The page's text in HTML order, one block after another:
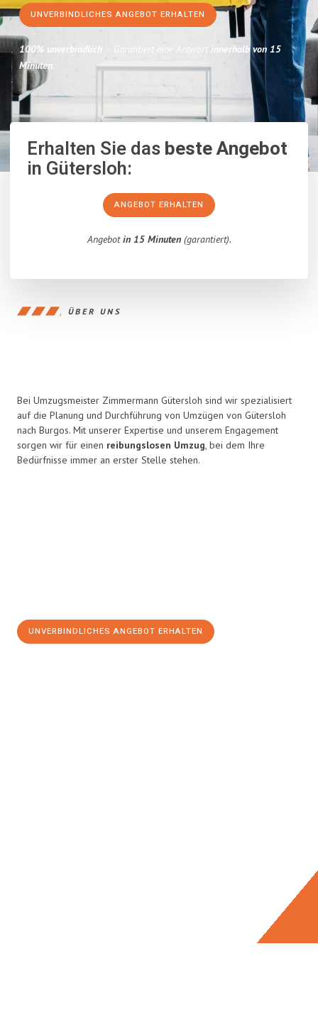
UNVERBINDLICHES ANGEBOT ERHALTEN
100% unverbindlich – Garantiert eine Antwort innerhalb von 15
Minuten.
Erhalten Sie dasbeste Angebot
in Gütersloh:
ANGEBOT ERHALTEN
Angebotin 15 Minuten(garantiert).
ÜBER UNS
Bei Umzugsmeister Zimmermann Gütersloh sind wir spezialisiert
auf die Planung und Durchführung von Umzügen von Gütersloh
nach Burgos. Mit unserer Expertise und unserem Engagement
sorgen wir für einen reibungslosen Umzug, bei dem Ihre
Bedürfnisse immer an erster Stelle stehen.
UNVERBINDLICHES ANGEBOT ERHALTEN